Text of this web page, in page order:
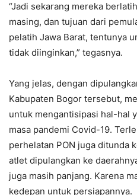
“Jadi sekarang mereka
masing, dan tujuan dari
pelatih Jawa Barat, tentunya
tidak diinginkan,” tegasnya.
Yang jelas, dengan
Kabupaten Bogor tersebut,
untuk mengantisipasi hal-hal
masa pandemi Covid-19.
perhelatan PON juga ditunda
atlet dipulangkan ke
juga masih panjang. Karena
kedepan untuk persiapannya.